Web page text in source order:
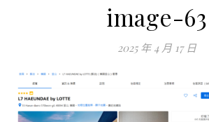
image-63
2025 年 4 月 17 日